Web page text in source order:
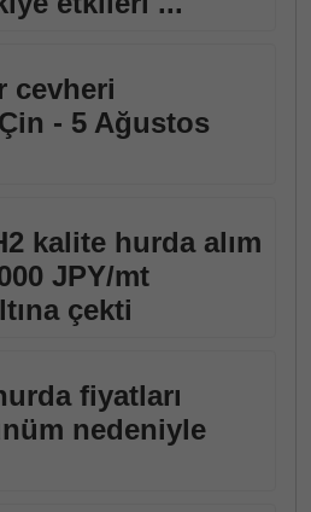
cevheri
- 5 Ağustos
kalite hurda alım
JPY/mt
çekti
fiyatları
nedeniyle